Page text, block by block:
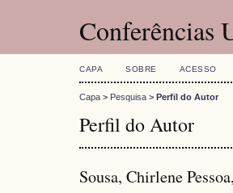
Conferências
CAPA SOBRE ACESSO
Capa > Pesquisa > Perfil do Autor
Perfil do Autor
Sousa, Chirlene